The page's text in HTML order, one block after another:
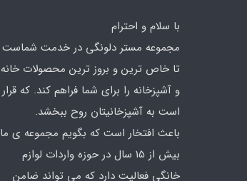
با سلام و احترام
مجموعه مستر دلونگی در خدمت شماست
تا خاص ترین و بروز ترین محصولات خانه
و آشپزخانه را برای شما فراهم کند. که قرار
است به آشپزخانیتان روح ببخشد.
باعث افتخار است که بگویم مجموعه ی ما
بیش از 15 سال در حوزه واردات لوازم
خانگی فعالیت دارد که می تواند ضامن